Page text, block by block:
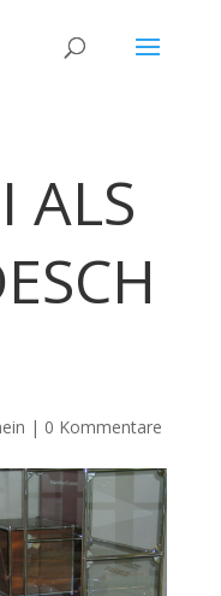
ALS
| 0 Kommentare